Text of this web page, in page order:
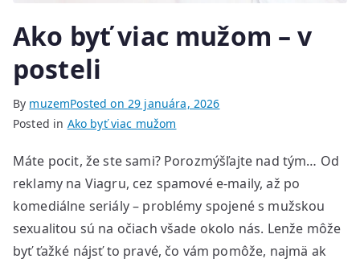
Ako byť viac mužom – v
posteli
By muzemPosted on 29 januára, 2026
Posted in Ako byť viac mužom
Máte pocit, že ste sami? Porozmýšľajte nad tým… Od
reklamy na Viagru, cez spamové e-maily, až po
komediálne seriály – problémy spojené s mužskou
sexualitou sú na očiach všade okolo nás. Lenže môže
byť ťažké nájsť to pravé, čo vám pomôže, najmä ak